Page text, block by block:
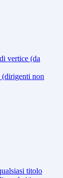
vertice (da
non
titolo